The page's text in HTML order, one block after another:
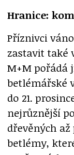
Hranice:
Příznivci
zastavit také
M+M pořádá
betlémářské
do 21.
nejrůznější
dřevěných
betlémy,